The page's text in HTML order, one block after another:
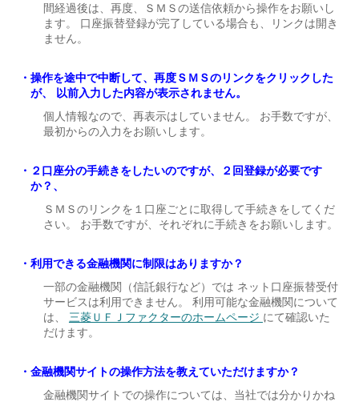
間経過後は、再度、ＳＭＳの送信依頼から操作をお願いし
ます。 口座振替登録が完了している場合も、リンクは開き
ません。
操作を途中で中断して、再度ＳＭＳのリンクをクリックした
が、 以前入力した内容が表示されません。
個人情報なので、再表示はしていません。 お手数ですが、
最初からの入力をお願いします。
２口座分の手続きをしたいのですが、２回登録が必要です
か？、
ＳＭＳのリンクを１口座ごとに取得して手続きをしてくだ
さい。 お手数ですが、それぞれに手続きをお願いします。
利用できる金融機関に制限はありますか？
一部の金融機関（信託銀行など）では ネット口座振替受付
サービスは利用できません。 利用可能な金融機関について
は、 三菱ＵＦＪファクターのホームページ にて確認いた
だけます。
金融機関サイトの操作方法を教えていただけますか？
金融機関サイトでの操作については、当社では分かりかね